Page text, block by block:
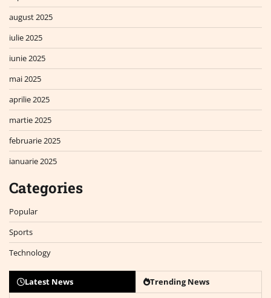
august 2025
iulie 2025
iunie 2025
mai 2025
aprilie 2025
martie 2025
februarie 2025
ianuarie 2025
Categories
Popular
Sports
Technology
Latest News Trending News